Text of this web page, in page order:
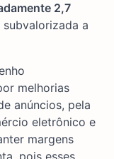
2,7
a
melhorias
anúncios, pela
eletrônico e
margens